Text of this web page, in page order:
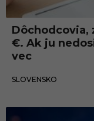
aDôchodcovia,
€. Ak ju
vec
SLOVENSKO